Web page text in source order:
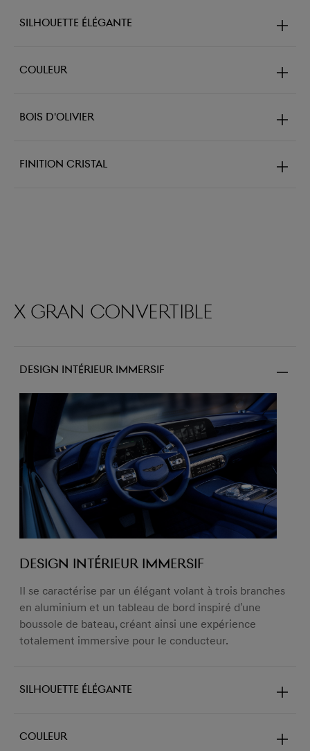
Silhouette élégante
Couleur
Bois d'olivier
Finition cristal
X Gran Convertible
Design intérieur immersif
Design intérieur immersif
Il se caractérise par un élégant volant à trois branches
en aluminium et un tableau de bord inspiré d'une
boussole de bateau, créant ainsi une expérience
totalement immersive pour le conducteur.
Silhouette élégante
Couleur